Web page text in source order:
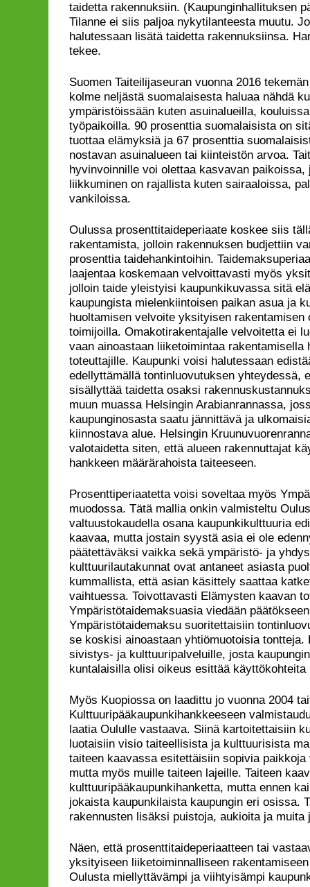
taidetta rakennuksiin. (Kaupunginhallituksen
Tilanne ei siis paljoa nykytilanteesta muutu.
halutessaan lisätä taidetta rakennuksiinsa.
tekee.
Suomen Taiteilijaseuran vuonna 2016
kolme neljästä suomalaisesta haluaa nähdä
ympäristöissään kuten asuinalueilla,
työpaikoilla. 90 prosenttia suomalaisista on
tuottaa elämyksiä ja 67 prosenttia
nostavan asuinalueen tai kiinteistön arvoa.
hyvinvoinnille voi olettaa kasvavan paikoissa,
liikkuminen on rajallista kuten sairaaloissa,
vankiloissa.
Oulussa prosenttitaideperiaate koskee siis
rakentamista, jolloin rakennuksen budjettiin
prosenttia taidehankintoihin.
laajentaa koskemaan velvoittavasti myös
jolloin taide yleistyisi kaupunkikuvassa sitä
kaupungista mielenkiintoisen paikan asua ja
huoltamisen velvoite yksityisen
toimijoilla. Omakotirakentajalle velvoitetta ei
vaan ainoastaan liiketoimintaa
toteuttajille. Kaupunki voisi halutessaan
edellyttämällä tontinluovutuksen yhteydessä,
sisällyttää taidetta osaksi
muun muassa Helsingin Arabianrannassa,
kaupunginosasta saatu jännittävä ja
kiinnostava alue. Helsingin
valotaidetta siten, että alueen rakennuttajat
hankkeen määrärahoista taiteeseen.
Prosenttiperiaatetta voisi soveltaa myös
muodossa. Tätä mallia onkin valmisteltu
valtuustokaudella osana kaupunkikulttuuria
kaavaa, mutta jostain syystä asia ei ole
päätettäväksi vaikka sekä ympäristö- ja
kulttuurilautakunnat ovat antaneet asiasta
kummallista, että asian käsittely saattaa
vaihtuessa. Toivottavasti Elämysten kaavan
Ympäristötaidemaksuasia viedään
Ympäristötaidemaksu suoritettaisiin
se koskisi ainoastaan yhtiömuotoisia tontteja.
sivistys- ja kulttuuripalveluille, josta
kuntalaisilla olisi oikeus esittää
Myös Kuopiossa on laadittu jo vuonna 2004
Kulttuuripääkaupunkihankkeeseen
laatia Oululle vastaava. Siinä kartoitettaisiin
luotaisiin visio taiteellisista ja kulttuurisista
taiteen kaavassa esitettäisiin sopivia
mutta myös muille taiteen lajeille. Taiteen
kulttuuripääkaupunkihanketta, mutta ennen
jokaista kaupunkilaista kaupungin eri osissa.
rakennusten lisäksi puistoja, aukioita ja muita
Näen, että prosenttitaideperiaatteen tai
yksityiseen liiketoiminnalliseen
Oulusta miellyttävämpi ja viihtyisämpi